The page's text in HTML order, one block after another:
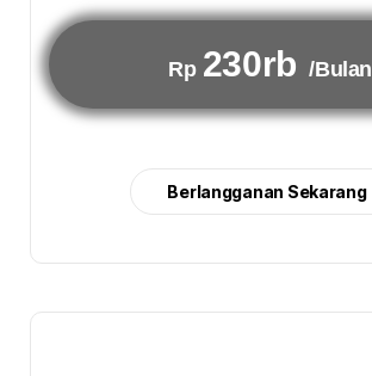
Rp 230rb /Bulan
Berlangganan Sekarang